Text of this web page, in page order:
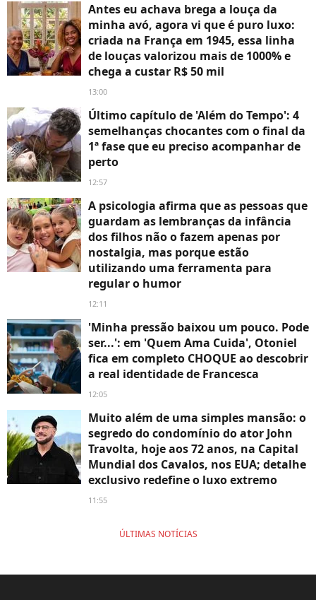
Antes eu achava brega a louça da
minha avó, agora vi que é puro luxo:
criada na França em 1945, essa linha
de louças valorizou mais de 1000% e
chega a custar R$ 50 mil
13:00
Último capítulo de 'Além do Tempo': 4
semelhanças chocantes com o final da
1ª fase que eu preciso acompanhar de
perto
12:57
A psicologia afirma que as pessoas que
guardam as lembranças da infância
dos filhos não o fazem apenas por
nostalgia, mas porque estão
utilizando uma ferramenta para
regular o humor
12:11
'Minha pressão baixou um pouco. Pode
ser...': em 'Quem Ama Cuida', Otoniel
fica em completo CHOQUE ao descobrir
a real identidade de Francesca
12:05
Muito além de uma simples mansão: o
segredo do condomínio do ator John
Travolta, hoje aos 72 anos, na Capital
Mundial dos Cavalos, nos EUA; detalhe
exclusivo redefine o luxo extremo
11:55
ÚLTIMAS NOTÍCIAS